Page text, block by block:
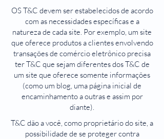
OS T&C devem ser estabelecidos de acordo
com as necessidades específicas e a
natureza de cada site. Por exemplo, um site
que oferece produtos a clientes envolvendo
transações de comércio eletrônico precisa
ter T&C que sejam diferentes dos T&C de
um site que oferece somente informações
(como um blog, uma página inicial de
encaminhamento a outras e assim por
diante).
T&C dão a você, como proprietário do site, a
possibilidade de se proteger contra